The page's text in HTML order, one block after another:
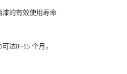
漆的有效使用寿命
达8~15 个月，